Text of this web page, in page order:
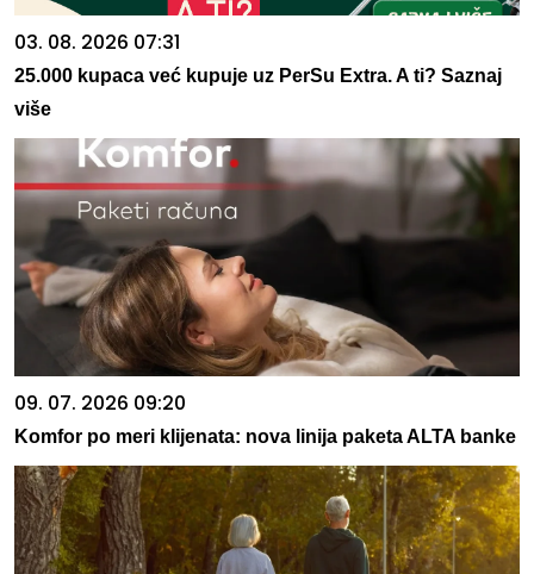
03. 08. 2026 07:31
25.000 kupaca već kupuje uz PerSu Extra. A ti? Saznaj
više
09. 07. 2026 09:20
Komfor po meri klijenata: nova linija paketa ALTA banke